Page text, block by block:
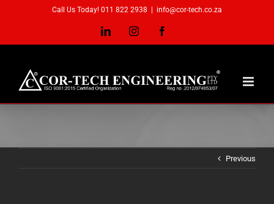
Call Us Today! 011 822 2938 info@cor-tech.co.za
LinkedInInstagram
Previous